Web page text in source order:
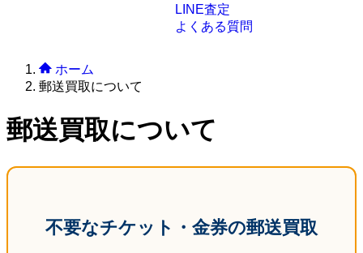
LINE査定
よくある質問
ホーム
郵送買取について
郵送買取について
不要なチケット・金券の郵送買取